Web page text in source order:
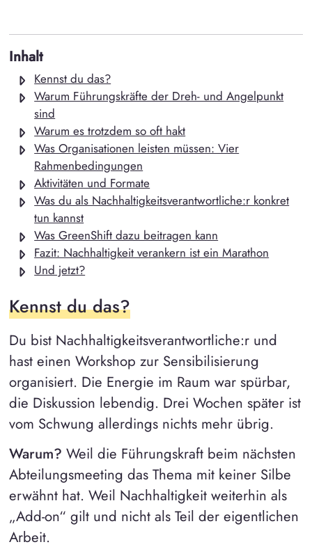
Inhalt
Kennst du das?
Warum Führungskräfte der Dreh- und Angelpunkt
sind
Warum es trotzdem so oft hakt
Was Organisationen leisten müssen: Vier
Rahmenbedingungen
Aktivitäten und Formate
Was du als Nachhaltigkeitsverantwortliche:r konkret
tun kannst
Was GreenShift dazu beitragen kann
Fazit: Nachhaltigkeit verankern ist ein Marathon
Und jetzt?
Kennst du das?
Du bist Nachhaltigkeitsverantwortliche:r und
hast einen Workshop zur Sensibilisierung
organisiert. Die Energie im Raum war spürbar,
die Diskussion lebendig. Drei Wochen später ist
vom Schwung allerdings nichts mehr übrig.
Warum? Weil die Führungskraft beim nächsten
Abteilungsmeeting das Thema mit keiner Silbe
erwähnt hat. Weil Nachhaltigkeit weiterhin als
„Add-on“ gilt und nicht als Teil der eigentlichen
Arbeit.